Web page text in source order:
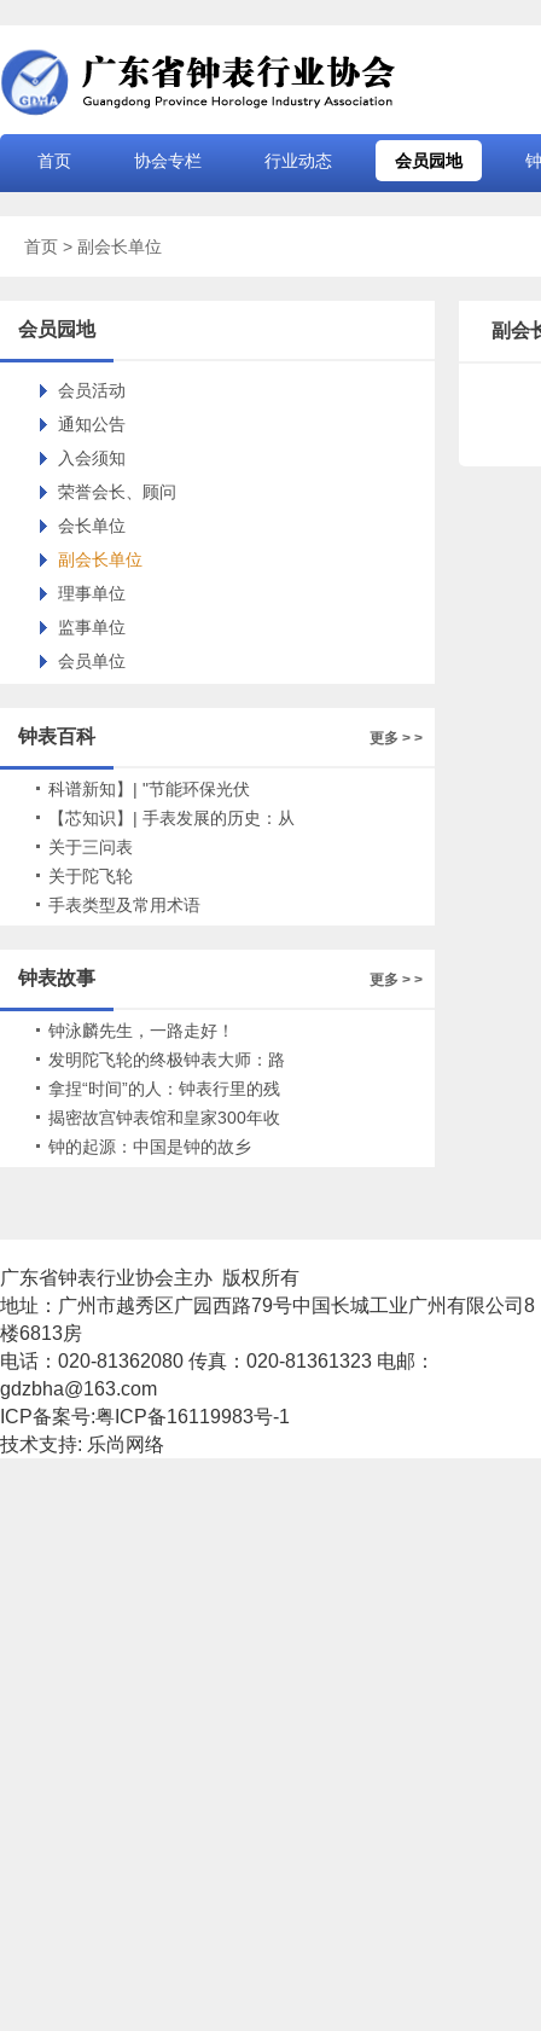
首页 协会专栏 行业动态 会员园地
首页 > 副会长单位
会员园地
会员活动
通知公告
入会须知
荣誉会长、顾问
会长单位
副会长单位
理事单位
监事单位
会员单位
更多 > >
钟表百科
科谱新知】| "节能环保光伏
钟"——时间让世界更美好！
【芯知识】| 手表发展的历史：从
计时工具到精密艺术品
关于三问表
关于陀飞轮
手表类型及常用术语
更多 > >
钟表故事
钟泳麟先生，一路走好！
发明陀飞轮的终极钟表大师：路
易•宝玑先生
拿捏“时间”的人：钟表行里的残
疾修表师
揭密故宫钟表馆和皇家300年收
藏
钟的起源：中国是钟的故乡
副会
广东省钟表行业协会主办 版权所有
地址：广州市越秀区广园西路79号中国长城工业广州有限公司8
楼6813房
电话：020-81362080 传真：020-81361323 电邮：
gdzbha@163.com
ICP备案号:粤ICP备16119983号-1
技术支持: 乐尚网络